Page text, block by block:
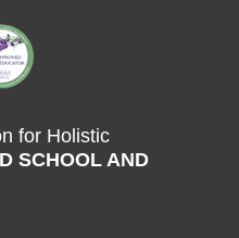
for Holistic
SCHOOL AND